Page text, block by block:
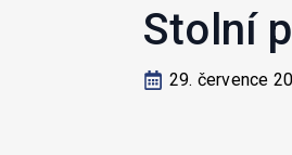
Stolní
29. července